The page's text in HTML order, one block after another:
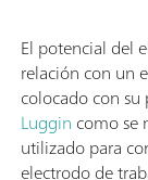
El potencial del
relación con un
colocado con
Luggin como se
utilizado para
electrodo de